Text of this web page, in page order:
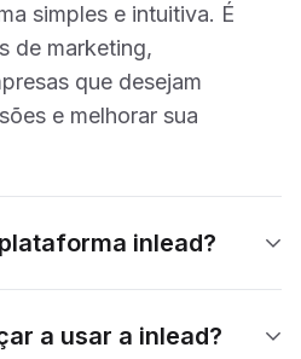
simples e intuitiva. É
de marketing,
que desejam
e melhorar sua
inlead?
a usar a inlead?